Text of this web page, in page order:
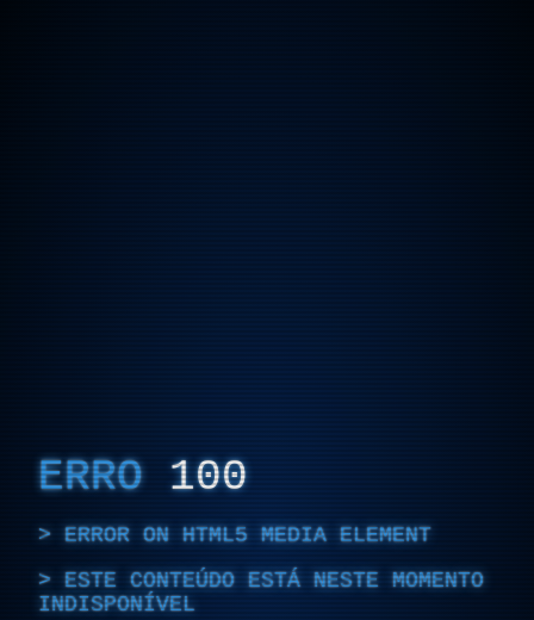
ERRO 100
ERROR ON HTML5 MEDIA ELEMENT
ESTE CONTEÚDO ESTÁ NESTE MOMENTO
INDISPONÍVEL